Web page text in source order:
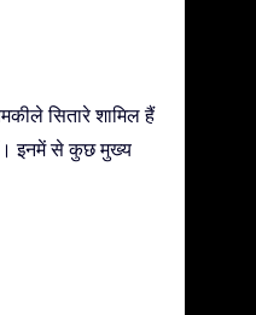
सितारे शामिल हैं
इनमें से कुछ मुख्य